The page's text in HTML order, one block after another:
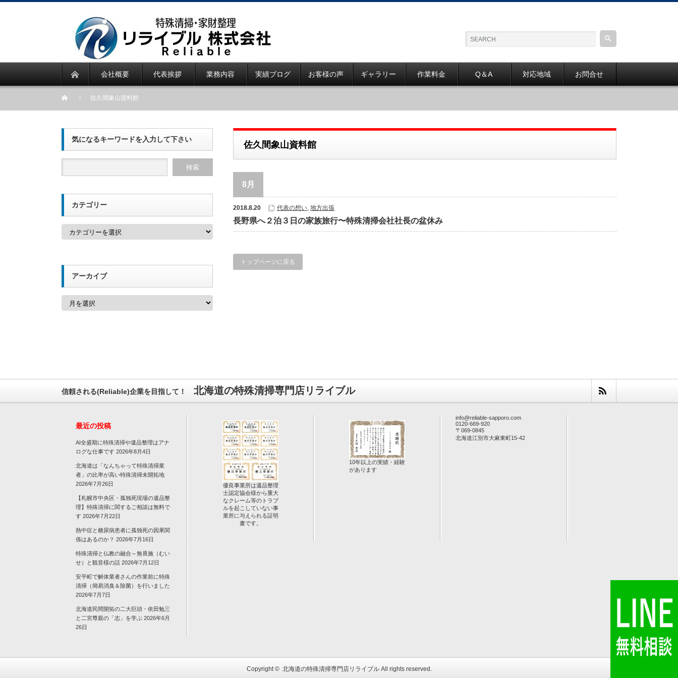
会社概要 代表挨拶 業務内容 実績ブログ お客様の声 ギャラリー 作業料金 Q＆A 対応地域 お問合せ
佐久間象山資料館
佐久間象山資料館
8月
2018.8.20 代表の想い, 地方出張
長野県へ２泊３日の家族旅行〜特殊清掃会社社長の盆休み
トップページに戻る
気になるキーワードを入力して下さい
カテゴリー
アーカイブ
信頼される(Reliable)企業を目指して！ 北海道の特殊清掃専門店リライブル
最近の投稿
AI全盛期に特殊清掃や遺品整理はアナ
ログな仕事です 2026年8月4日
北海道は「なんちゃって特殊清掃業
者」の比率が高い特殊清掃未開拓地
2026年7月26日
【札幌市中央区・孤独死現場の遺品整
理】特殊清掃に関するご相談は無料で
す 2026年7月22日
熱中症と糖尿病患者に孤独死の因果関
係はあるのか？ 2026年7月16日
特殊清掃と仏教の融合～無畏施（むい
せ）と観音様の話 2026年7月12日
安平町で解体業者さんの作業前に特殊
清掃（簡易消臭＆除菌）を行いました
2026年7月7日
北海道民間開拓の二大巨頭・依田勉三
と二宮尊親の「志」を学ぶ 2026年6月
26日
優良事業所は遺品整理
士認定協会様から重大
なクレーム等のトラブ
ルを起こしていない事
業所に与えられる証明
書です。
10年以上の実績・経験
があります
info@reliable-sapporo.com
0120-669-920
〒069-0845
北海道江別市大麻東町15-42
Copyright © 北海道の特殊清掃専門店リライブルAll rights reserved.